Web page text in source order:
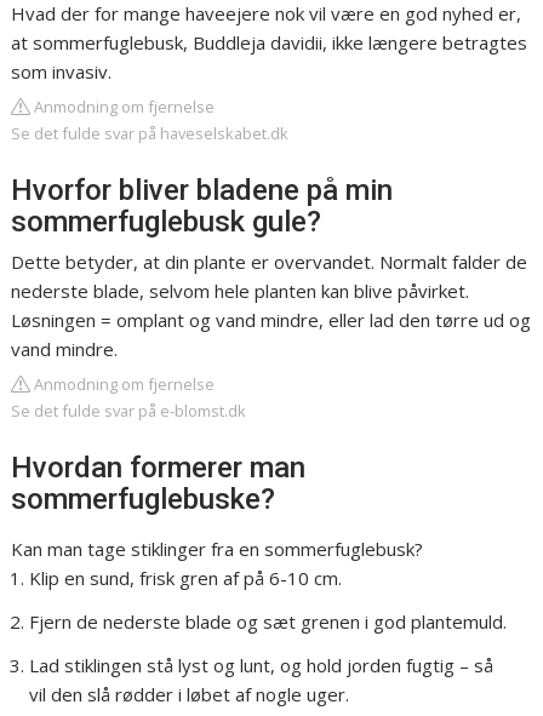
Hvad der for mange haveejere nok vil være en god nyhed er,
at sommerfuglebusk, Buddleja davidii, ikke længere betragtes
som invasiv.
Anmodning om fjernelse
Se det fulde svar på haveselskabet.dk
Hvorfor bliver bladene på min
sommerfuglebusk gule?
Dette betyder, at din plante er overvandet. Normalt falder de
nederste blade, selvom hele planten kan blive påvirket.
Løsningen = omplant og vand mindre, eller lad den tørre ud og
vand mindre.
Anmodning om fjernelse
Se det fulde svar på e-blomst.dk
Hvordan formerer man
sommerfuglebuske?
Kan man tage stiklinger fra en sommerfuglebusk?
Klip en sund, frisk gren af på 6-10 cm.
Fjern de nederste blade og sæt grenen i god plantemuld.
Lad stiklingen stå lyst og lunt, og hold jorden fugtig – så
vil den slå rødder i løbet af nogle uger.